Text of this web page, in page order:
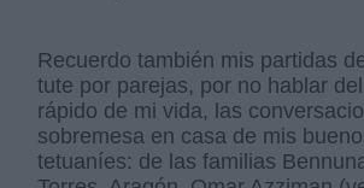
Recuerdo también mis partidas
tute por parejas, por no hablar
rápido de mi vida, las
sobremesa en casa de mis
tetuaníes: de las familias